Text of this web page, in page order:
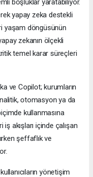
boşluklar yaratabiliyor.
yapay zeka destekli
yaşam döngüsünün
zekanın ölçekli
temel karar süreçleri
ve Copilot; kurumların
otomasyon ya da
kullanmasına
akışları içinde çalışan
şeffaflık ve
yönetişim